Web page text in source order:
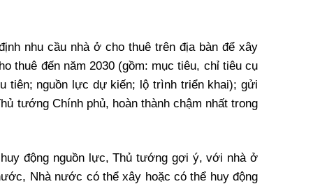
nhu cầu nhà ở cho thuê trên địa bàn để xây
thuê đến năm 2030 (gồm: mục tiêu, chỉ tiêu cụ
tiên; nguồn lực dự kiến; lộ trình triển khai); gửi
tướng Chính phủ, hoàn thành chậm nhất trong
động nguồn lực, Thủ tướng gợi ý, với nhà ở
Nhà nước có thể xây hoặc có thể huy động